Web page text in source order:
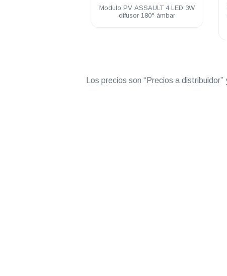
Modulo PV ASSAULT 4 LED 3W
difusor 180° ámbar
Los precios son “Precios a